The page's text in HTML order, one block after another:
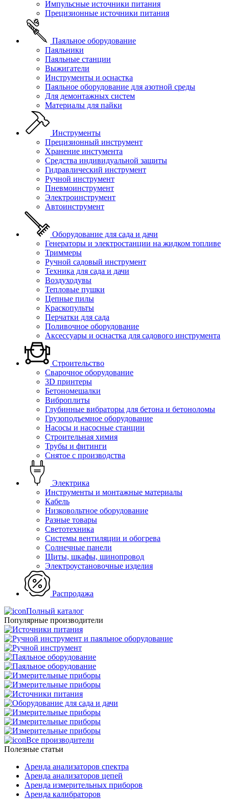
Импульсные источники питания
Прецизионные источники питания
Паяльное оборудование
Паяльники
Паяльные станции
Выжигатели
Инструменты и оснастка
Паяльное оборудование для азотной среды
Для демонтажных систем
Материалы для пайки
Инструменты
Прецизионный инструмент
Хранение инстумента
Средства индивидуальной защиты
Гидравлический инструмент
Ручной инструмент
Пневмоинструмент
Электроинструмент
Автоинструмент
Оборудование для сада и дачи
Генераторы и электростанции на жидком топливе
Триммеры
Ручной садовый инструмент
Техника для сада и дачи
Воздуходувы
Тепловые пушки
Цепные пилы
Краскопульты
Перчатки для сада
Поливочное оборудование
Аксессуары и оснастка для садового инструмента
Строительство
Сварочное оборудование
3D принтеры
Бетономешалки
Виброплиты
Глубинные вибраторы для бетона и бетоноломы
Грузоподъемное оборудование
Насосы и насосные станции
Строительная химия
Трубы и фитинги
Снятое с производства
Электрика
Инструменты и монтажные материалы
Кабель
Низковольтное оборудование
Разные товары
Светотехника
Системы вентиляции и обогрева
Солнечные панели
Щиты, шкафы, шинопровод
Электроустановочные изделия
Распродажа
Полный каталог
Популярные производители
Все производители
Полезные статьи
Аренда анализаторов спектра
Аренда анализаторов цепей
Аренда измерительных приборов
Аренда калибраторов